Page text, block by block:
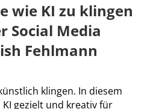
wie KI zu klingen
Social Media
Fehlmann
klingen. In diesem
gezielt und kreativ für